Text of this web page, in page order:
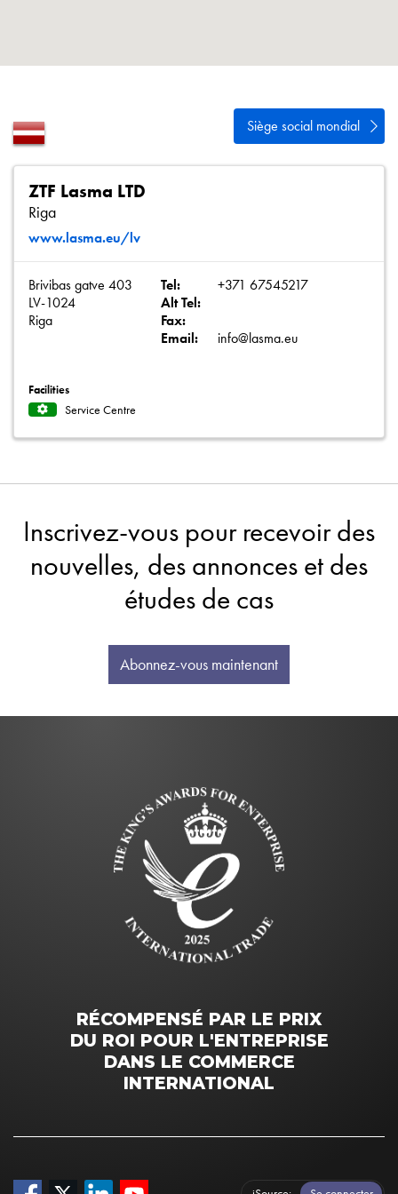
Siège social mondial
ZTF Lasma LTD
Riga
www.lasma.eu/lv
Brivibas gatve 403
LV-1024
Riga
Tel:
+371 67545217
Alt Tel:
Fax:
Email:
info@lasma.eu
Facilities
Service Centre
Inscrivez-vous pour recevoir des
nouvelles, des annonces et des
études de cas
Abonnez-vous maintenant
RÉCOMPENSÉ PAR LE PRIX
DU ROI POUR L'ENTREPRISE
DANS LE COMMERCE
INTERNATIONAL